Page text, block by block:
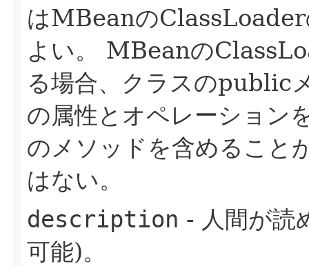
はMBeanのClassLoader
よい。
MBeanの
る場合、クラスのpublic
の属性とオペレーショ
のメソッドを含めること
はない。
description - 人間が読
可能)。